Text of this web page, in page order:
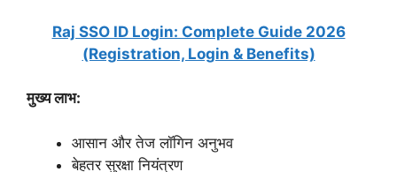
Raj SSO ID Login: Complete Guide 2026
(Registration, Login & Benefits)
मुख्य लाभ:
आसान और तेज लॉगिन अनुभव
बेहतर सुरक्षा नियंत्रण